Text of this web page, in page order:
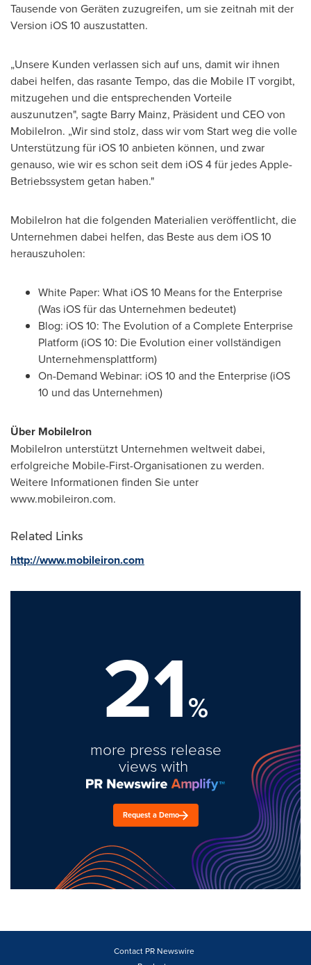
Tausende von Geräten zuzugreifen, um sie zeitnah mit der
Version iOS 10 auszustatten.
„Unsere Kunden verlassen sich auf uns, damit wir ihnen
dabei helfen, das rasante Tempo, das die Mobile IT vorgibt,
mitzugehen und die entsprechenden Vorteile
auszunutzen", sagte Barry Mainz, Präsident und CEOvon
MobileIron. „Wir sind stolz, dass wir vom Start weg die volle
Unterstützung für iOS 10 anbieten können, und zwar
genauso, wie wir es schon seit dem iOS 4 für jedes Apple-
Betriebssystem getan haben."
MobileIron hat die folgenden Materialien veröffentlicht, die
Unternehmen dabei helfen, das Beste aus dem iOS 10
herauszuholen:
White Paper: What iOS 10 Means for the Enterprise
(Was iOS für das Unternehmen bedeutet)
Blog: iOS 10: The Evolution of a Complete Enterprise
Platform (iOS 10: Die Evolution einer vollständigen
Unternehmensplattform)
On-Demand Webinar: iOS 10 and the Enterprise (iOS
10 und das Unternehmen)
Über MobileIron
MobileIron unterstützt Unternehmen weltweit dabei,
erfolgreiche Mobile-First-Organisationen zu werden.
Weitere Informationen finden Sie unter
www.mobileiron.com.
Related Links
http://www.mobileiron.com
21%
more press release
views with
Request a Demo
Contact PR Newswire